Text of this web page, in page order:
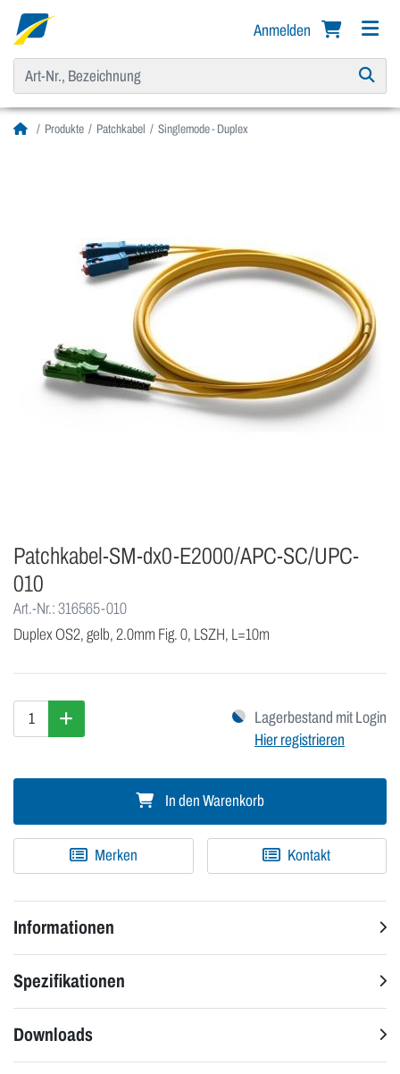
Anmelden
Produkte Patchkabel Singlemode - Duplex
Patchkabel-SM-dx0-E2000/APC-SC/UPC-
010
Art.-Nr.: 316565-010
Duplex OS2, gelb, 2.0mm Fig. 0, LSZH, L=10m
Lagerbestand mit Login
Hier registrieren
In den Warenkorb
Merken Kontakt
Informationen
Spezifikationen
Downloads